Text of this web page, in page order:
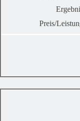
Preis/